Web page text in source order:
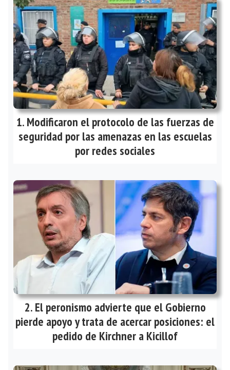
Modificaron el protocolo de las fuerzas de
seguridad por las amenazas en las escuelas
por redes sociales
El peronismo advierte que el Gobierno
pierde apoyo y trata de acercar posiciones: el
pedido de Kirchner a Kicillof